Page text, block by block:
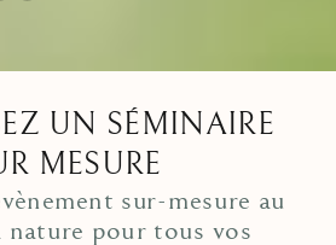
UN SÉMINAIRE
MESURE
sur-mesure au
pour tous vos